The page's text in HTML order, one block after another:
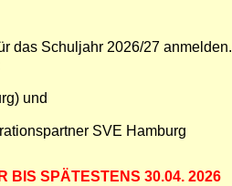
das Schuljahr 2026/27 anmelden.
und
SVE Hamburg
BIS SPÄTESTENS 30.04. 2026